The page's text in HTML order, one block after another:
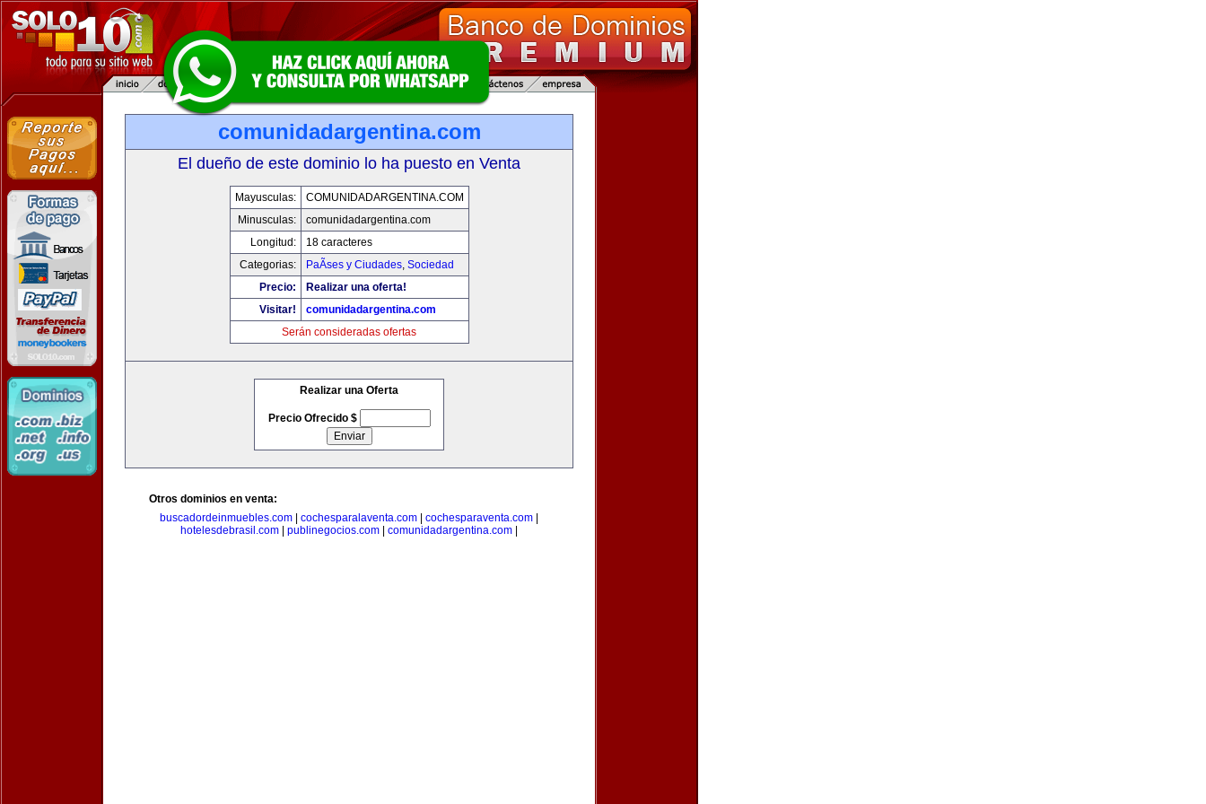
comunidadargentina.com
El dueño de este dominio lo ha puesto en Venta
Mayusculas:
COMUNIDADARGENTINA.COM
Minusculas:
comunidadargentina.com
Longitud:
18 caracteres
Categorias:
PaÃ­ses y Ciudades, Sociedad
Precio:
Realizar una oferta!
Visitar!
comunidadargentina.com
Serán consideradas ofertas
Realizar una Oferta
Precio Ofrecido $
Otros dominios en venta:
buscadordeinmuebles.com
cochesparalaventa.com cochesparaventa.com
hotelesdebrasil.com
publinegocios.com comunidadargentina.com